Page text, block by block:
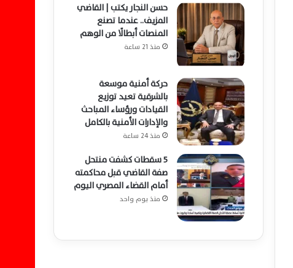
حسن النجار يكتب | القاضي
المزيف.. عندما تصنع
المنصات أبطالًا من الوهم
منذ 21 ساعة
حركة أمنية موسعة
بالشرقية تعيد توزيع
القيادات ورؤساء المباحث
والإدارات الأمنية بالكامل
منذ 24 ساعة
5 سقطات كشفت منتحل
صفة القاضي قبل محاكمته
أمام القضاء المصري اليوم
منذ يوم واحد